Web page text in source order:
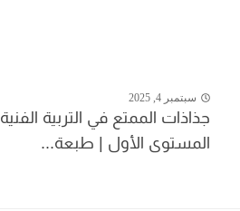
سبتمبر 4, 2025
جذاذات الممتع في التربية الفنية
المستوى الأول | طبعة...